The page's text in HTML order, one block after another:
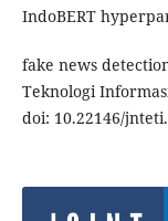
IndoBERT
fake news
Teknologi
doi: 10.22146/